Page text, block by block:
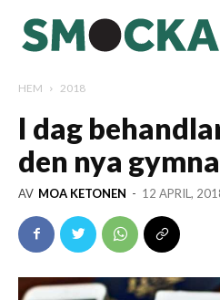
HEM 2018
I dag
den nya
AV MOA KETONEN - 12 APRIL,